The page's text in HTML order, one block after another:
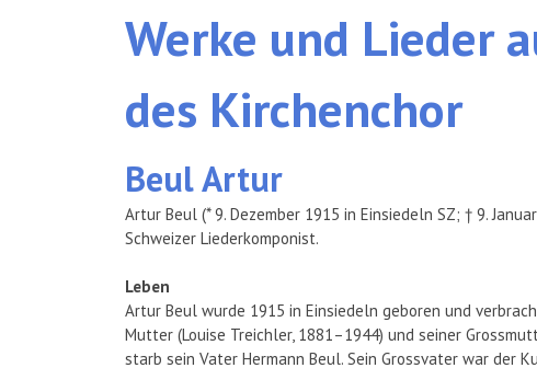
Werke und Lieder
des Kirchenchor
BeulArtur
Artur Beul (* 9. Dezember 1915 in Einsiedeln SZ; † 9.
Schweizer Liederkomponist.
Leben
Artur Beul wurde 1915 in Einsiedeln geboren und
Mutter (Louise Treichler, 1881–1944) und seiner
starb sein Vater Hermann Beul. Sein Grossvater war der